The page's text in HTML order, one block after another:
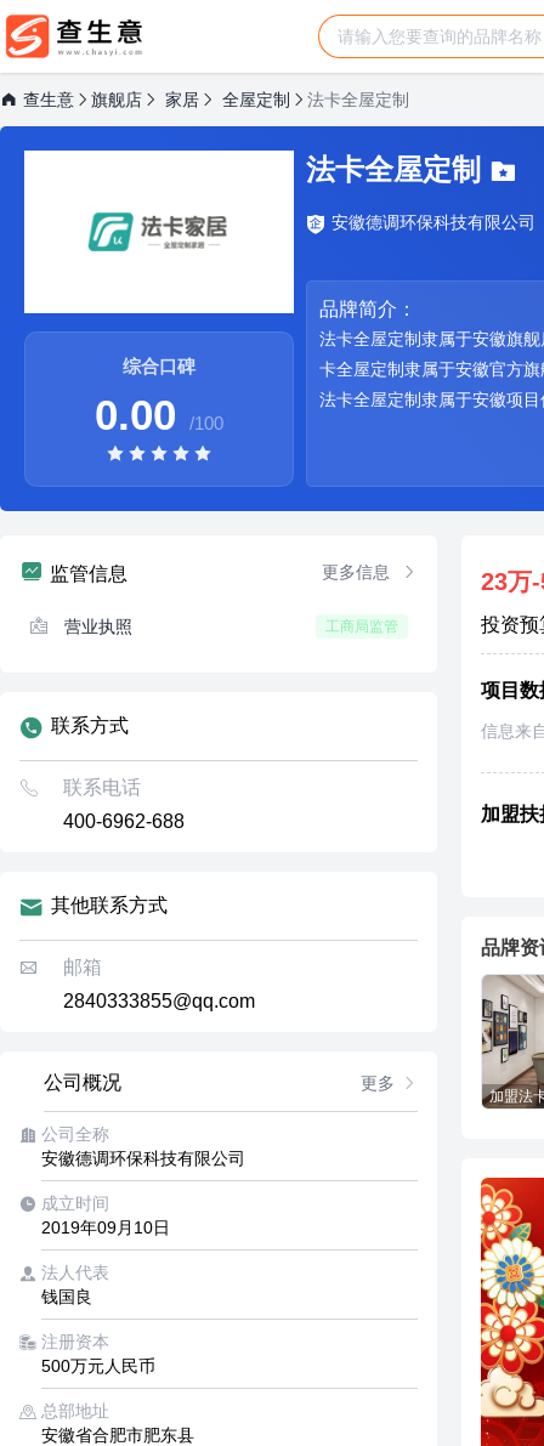
查生意 旗舰店 家居 全屋定制 法卡全屋定制
综合口碑
0.00 /100
法卡全屋定制
安徽德调环保科技有限公司
品牌简介：
法卡全屋定制隶属于安徽旗
卡全屋定制隶属于安徽官方
法卡全屋定制隶属于安徽项
监管信息 更多信息
营业执照 工商局监管
联系方式
联系电话
400-6962-688
其他联系方式
邮箱
2840333855@qq.com
公司概况 更多
公司全称
安徽德调环保科技有限公司
成立时间
2019年09月10日
法人代表
钱国良
注册资本
500万元人民币
总部地址
安徽省合肥市肥东县
23万
投资预
项目数
信息来
加盟扶
品牌资